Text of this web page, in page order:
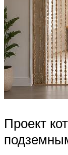
Проект